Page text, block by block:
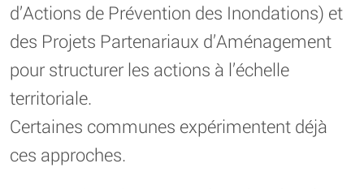
d’Actions de Prévention des Inondations) et
des Projets Partenariaux d’Aménagement
pour structurer les actions à l’échelle
territoriale.
Certaines communes expérimentent déjà
ces approches.